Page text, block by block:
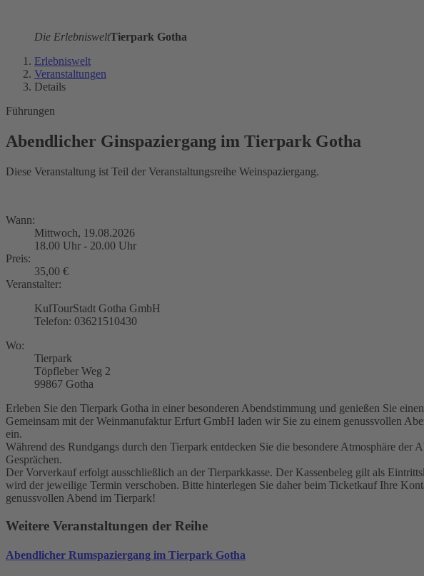
Die ErlebnisweltTierpark Gotha
Erlebniswelt
Veranstaltungen
Details
Führungen
Abendlicher Ginspaziergang im Tierpark Gotha
Diese Veranstaltung ist Teil der Veranstaltungsreihe Weinspaziergang.
Wann:
Mittwoch, 19.08.2026
18.00 Uhr - 20.00 Uhr
Preis:
35,00 €
Veranstalter:
KulTourStadt Gotha GmbH
Telefon: 03621510430
Wo:
Tierpark
Töpfleber Weg 2
99867 Gotha
Erleben Sie den Tierpark Gotha in einer besonderen Abendstimmung und genießen Sie
Gemeinsam mit der Weinmanufaktur Erfurt GmbH laden wir Sie zu einem genussvollen
ein.
Während des Rundgangs durch den Tierpark entdecken Sie die besondere Atmosphäre
Gesprächen.
Der Vorverkauf erfolgt ausschließlich an der Tierparkkasse. Der Kassenbeleg gilt als
wird der jeweilige Termin verschoben. Bitte hinterlegen Sie daher beim Ticketkauf Ihre
genussvollen Abend im Tierpark!
Weitere Veranstaltungen der Reihe
Abendlicher Rumspaziergang im Tierpark Gotha